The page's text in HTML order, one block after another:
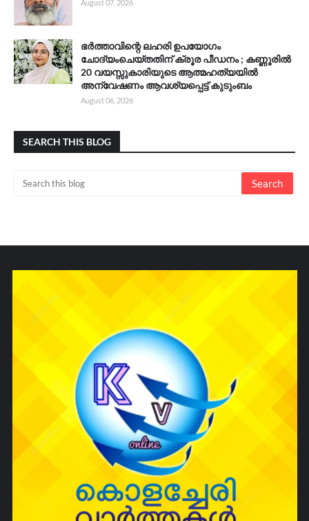
August 07, 2026
ഭർത്താവിന്റെ ലഹരി ഉപയോഗം
ചോദ്യംചെയ്തതിന് ക്രൂര പീഡനം ; കണ്ണൂരിൽ
20 വയസ്സുകാരിയുടെ ആത്മഹത്യയിൽ
അന്വേഷണം ആവശ്യപ്പെട്ട് കുടുംബം
August 06, 2026
SEARCH THIS BLOG